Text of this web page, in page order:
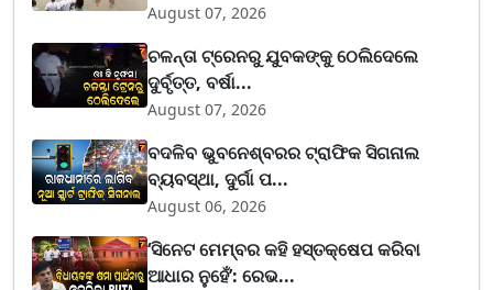
August 07, 2026
ଚଳନ୍ତା ଟ୍ରେନରୁ ଯୁବକଙ୍କୁ ଠେଲିଦେଲେ
ଦୁର୍ବୃତ୍ତ, ବର୍ଷା...
August 07, 2026
ବଦଳିବ ଭୁବନେଶ୍ବରର ଟ୍ରାଫିକ ସିଗନାଲ
ବ୍ୟବସ୍ଥା, ଦୁର୍ଗା ପ...
August 06, 2026
‘ସିନେଟ ମେମ୍ବର କହି ହସ୍ତକ୍ଷେପ କରିବା
ଆଧାର ନୁହେଁ’: ରେଭ...